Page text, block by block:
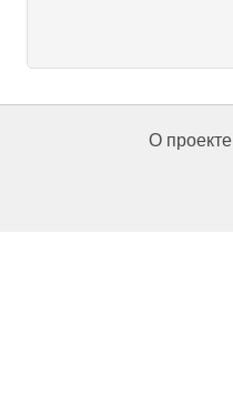
О проекте